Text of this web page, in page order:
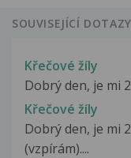
SOUVISEJÍCÍ DOTAZY
Křečové žíly
Dobrý den, je mi
Křečové žíly
Dobrý den, je mi
(vzpírám)....